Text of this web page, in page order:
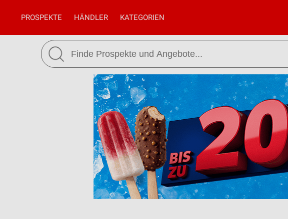
PROSPEKTE HÄNDLER KATEGORIEN